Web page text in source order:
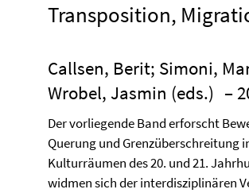
Transposition,
Callsen, Berit; Simoni,
Wrobel, Jasmin (eds.) –
Der vorliegende Band erforscht
Querung und Grenzüberschreitung
Kulturräumen des 20. und 21.
widmen sich der interdisziplinären